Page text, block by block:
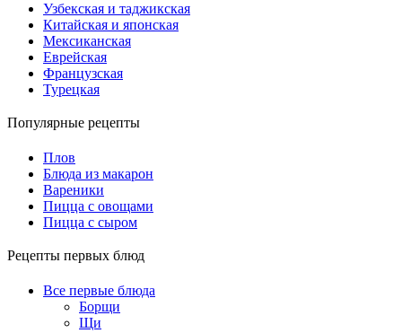
Узбекская и таджикская
Китайская и японская
Мексиканская
Еврейская
Французская
Турецкая
Популярные рецепты
Плов
Блюда из макарон
Вареники
Пицца с овощами
Пицца с сыром
Рецепты первых блюд
Все первые блюда
Борщи
Щи